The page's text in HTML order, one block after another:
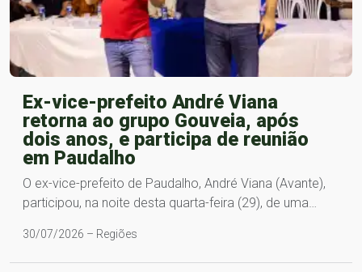
Ex-vice-prefeito André Viana
retorna ao grupo Gouveia, após
dois anos, e participa de reunião
em Paudalho
O ex-vice-prefeito de Paudalho, André Viana (Avante),
participou, na noite desta quarta-feira (29), de uma…
30/07/2026 – Regiões